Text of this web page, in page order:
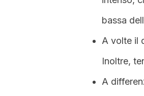
bassa
A volte il
Inoltre,
A